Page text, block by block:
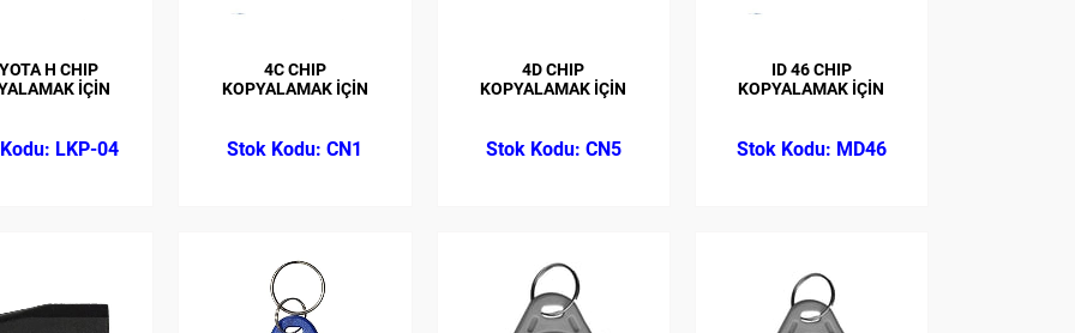
H CHIP
İÇİN
LKP-04
4C CHIP
KOPYALAMAK İÇİN
CN1
4D CHIP
KOPYALAMAK İÇİN
CN5
ID 46 CHIP
KOPYALAMAK İÇİN
MD46